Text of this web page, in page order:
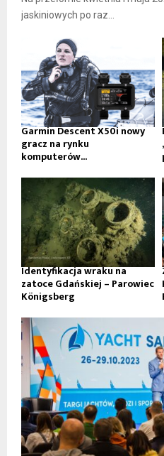
jaskiniowych po raz...
Garmin Descent X50i nowy
gracz na rynku
komputerów...
Identyfikacja wraku na
zatoce Gdańskiej – Parowiec
Königsberg